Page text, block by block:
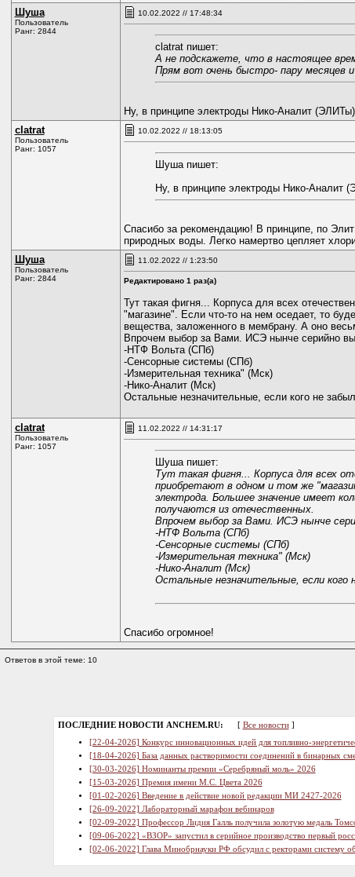
Шуша
Пользователь
Ранг: 2844
10.02.2022 // 17:48:34
clatrat пишет:
А не подскажете, что в настоящее
Прям вот очень быстро- пару месяцев
Ну, в принципе электроды Нико-Аналит
clatrat
Пользователь
Ранг: 1057
10.02.2022 // 18:13:05
Шуша пишет:
Ну, в принципе электроды Нико-Аналит
Спасибо за рекомендацию! В принципе, по
природных воды. Легко намертво цепляет
Шуша
Пользователь
Ранг: 2844
11.02.2022 // 1:23:50
Редактировано 1 раз(а)
Тут такая фигня... Корпуса для всех
"магазине". Если что-то на нем оседает, то
вещества, заложенного в мембрану. А оно
Впрочем выбор за Вами. ИСЭ нынче серийно
-НТФ Вольта (СПб)
-Сенсорные системы (СПб)
-Измерительная техника" (Мск)
-Нико-Аналит (Мск)
Остальные незначительные, если кого не
clatrat
Пользователь
Ранг: 1057
11.02.2022 // 14:31:17
Шуша пишет:
Тут такая фигня... Корпуса для всех
приобретают в одном и том же
электрода. Большее значение имеет
получаются из отечественных.
Впрочем выбор за Вами. ИСЭ нынче
-НТФ Вольта (СПб)
-Сенсорные системы (СПб)
-Измерительная техника" (Мск)
-Нико-Аналит (Мск)
Остальные незначительные, если кого
Спасибо огромное!
Ответов в этой теме: 10
ПОСЛЕДНИЕ НОВОСТИ ANCHEM.RU: [ Все новости]
[22-04-2026] Конкурс инновационных идей для топливно-
[18-04-2026] База данных растворимости соединений в бинарных
[30-03-2026] Номинанты премии «Серебряный моль» 2026
[15-03-2026] Премия имени М.С. Цвета 2026
[01-02-2026] Введение в действие новой редакции МИ 2427-2026
[26-09-2022] Лабораторный марафон вебинаров
[02-09-2022] Профессор Лидия Галль получила золотую медаль
[09-06-2022] «ВЗОР» запустил в серийное производство первый
[02-06-2022] Глава Минобрнауки РФ обсудил с ректорами систему